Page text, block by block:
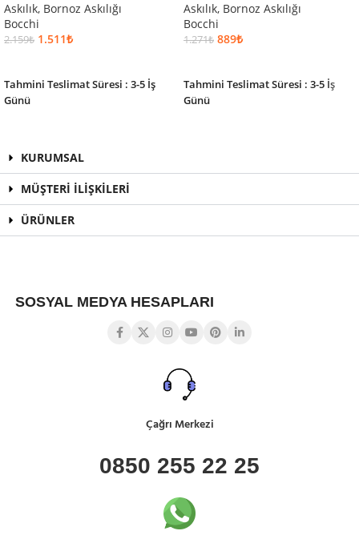
Askılık, Bornoz Askılığı
Bocchi
2.159₺ 1.511₺
Tahmini Teslimat Süresi : 3-5 İş
Günü
Askılık, Bornoz Askılığı
Bocchi
1.271₺ 889₺
Tahmini Teslimat Süresi : 3-5 İş
Günü
KURUMSAL
MÜŞTERİ İLİŞKİLERİ
ÜRÜNLER
SOSYAL MEDYA HESAPLARI
Çağrı Merkezi
0850 255 22 25